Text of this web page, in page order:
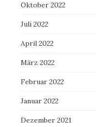
Oktober 2022
Juli 2022
April 2022
März 2022
Februar 2022
Januar 2022
Dezember 2021